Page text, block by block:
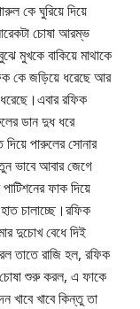
কে ঘুরিয়ে দিয়ে
চোষা আরম্ভ
মুখকে বাকিয়ে মাথাকে
কে জড়িয়ে ধরেছে আর
রফিক
ডান দুধ ধরে
পারুলের সোনার
ভাবে আবার জেগে
ফাক দিয়ে
চালাচ্ছে।রফিক
দুচোখ বেধে দিই
তাতে রাজি হল, রফিক
শুরু করল, এ ফাকে
খাবে খাবে কিন্তু তা